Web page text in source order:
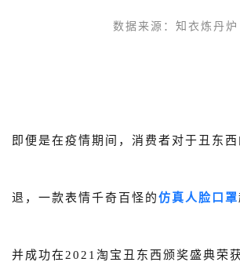
数据来源 ： 知衣炼丹炉
即便是在疫情期间，消费者对于丑东
退，一款表情千奇百怪的仿真人脸口罩
并成功在2021淘宝丑东西颁奖盛典荣